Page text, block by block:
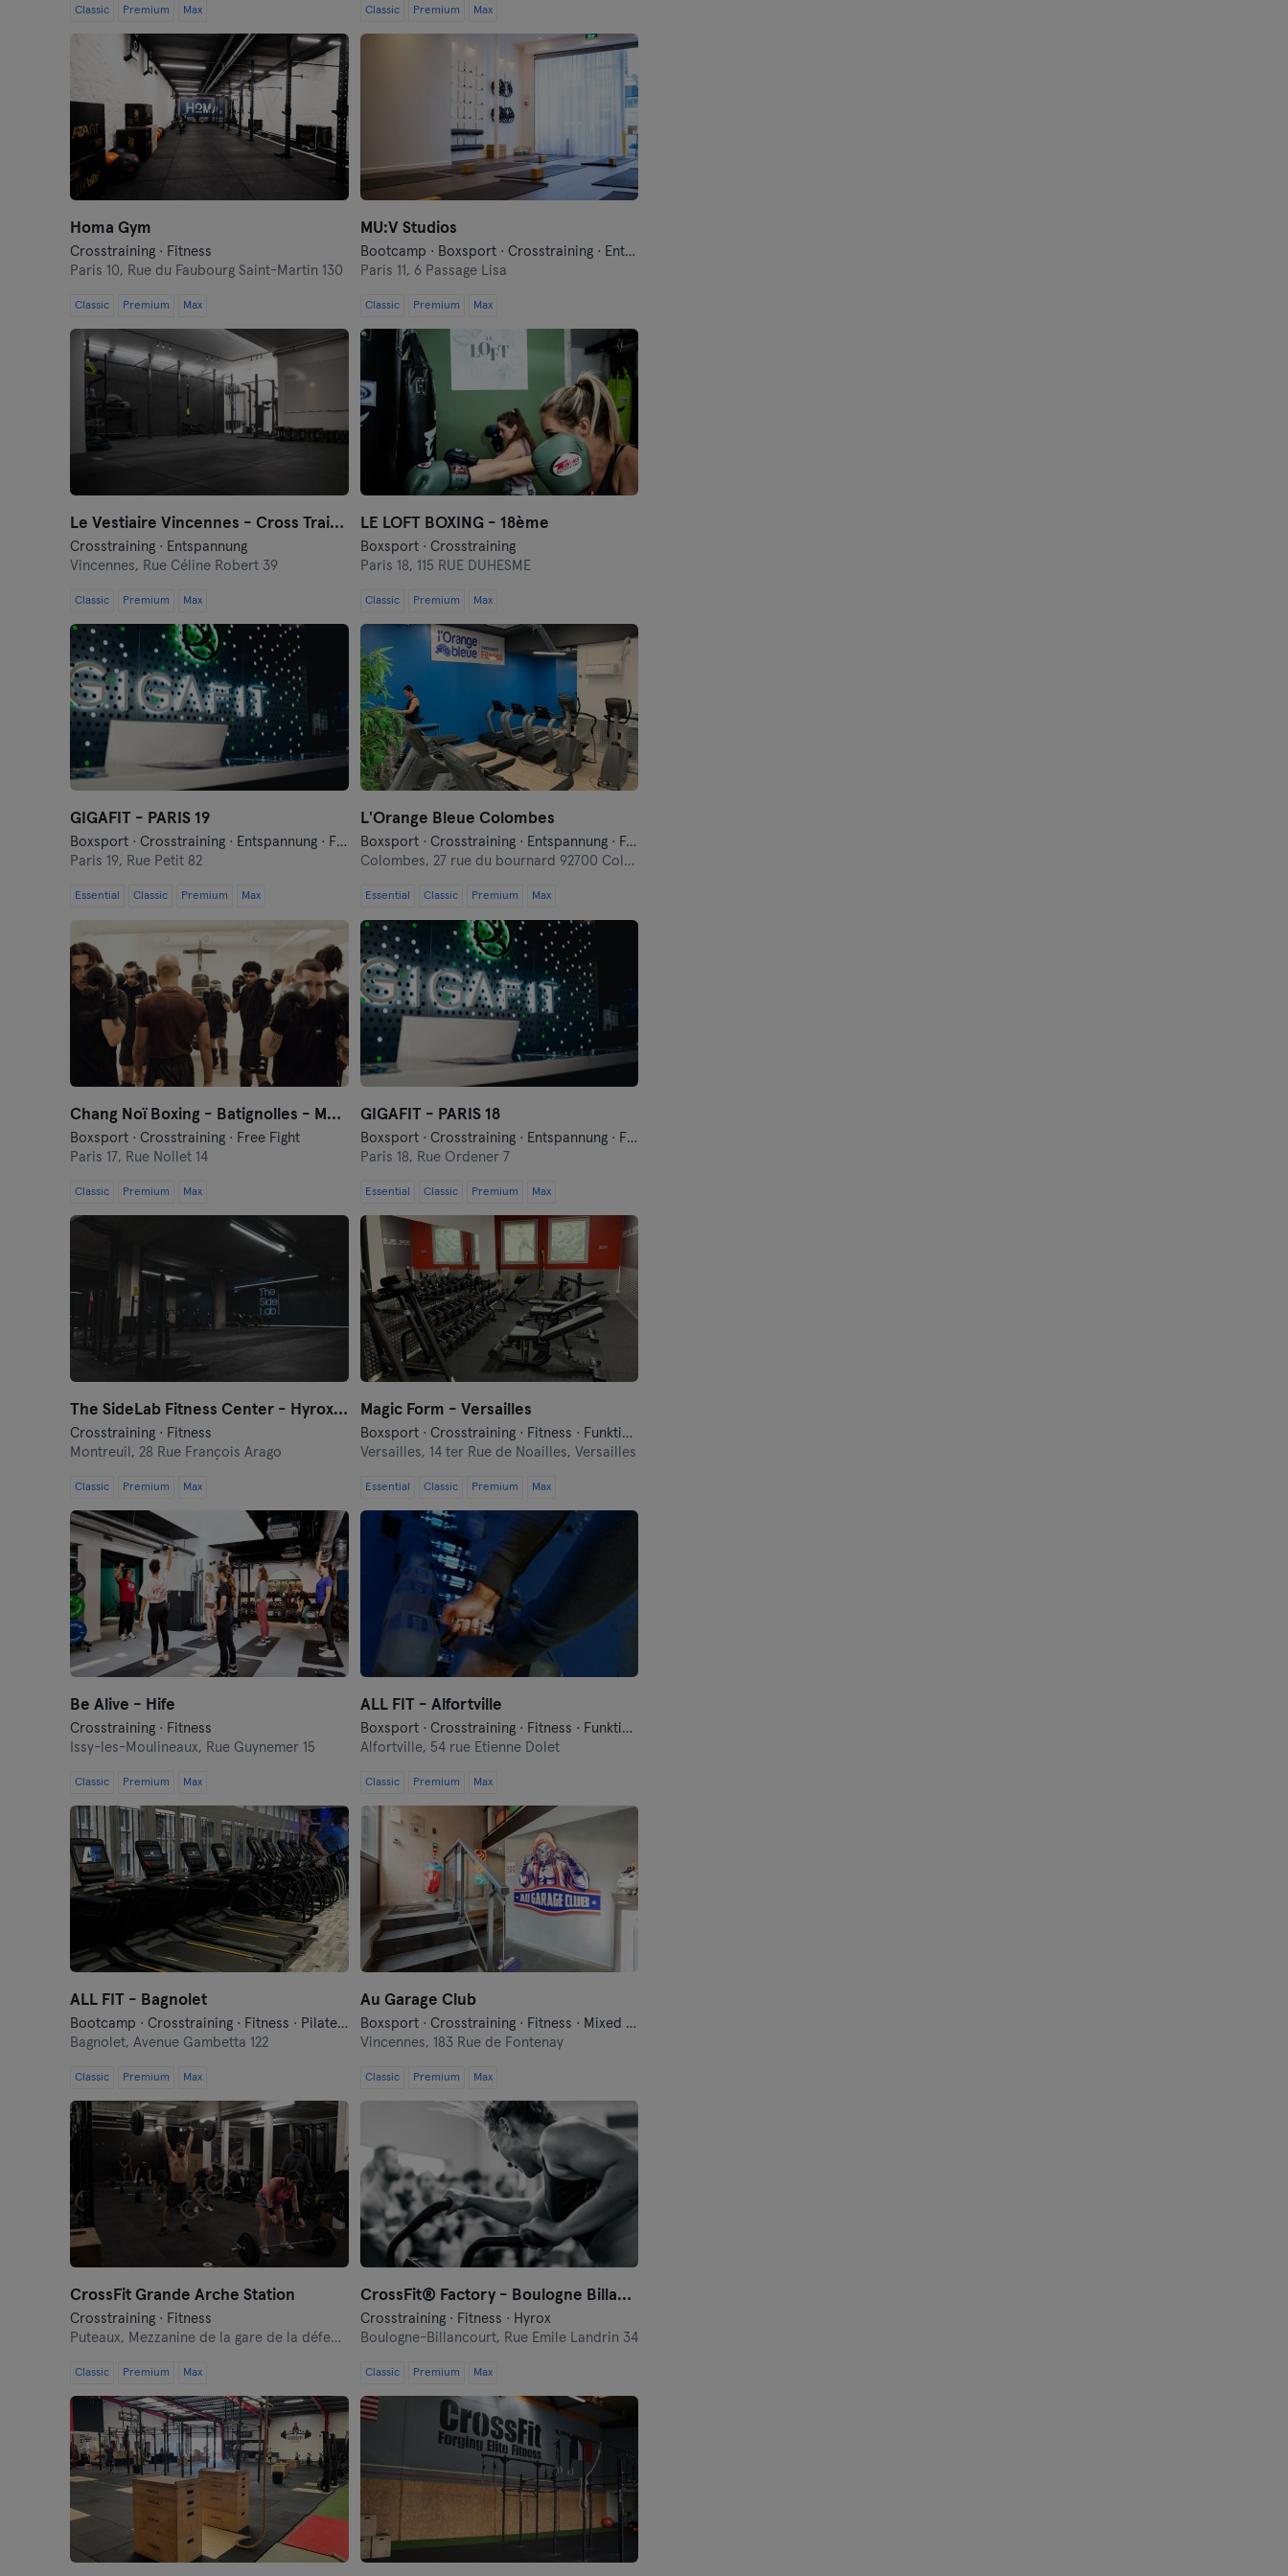
Classic Premium Max Classic Premium Max
Homa Gym
Crosstraining · Fitness
Paris 10, Rue du Faubourg Saint-Martin 130
Classic Premium Max
MU:V Studios
Bootcamp · Boxsport · Crosstraining · Entspannung · Fahrrad fahren · Fitness · Funktionelles Training · Pilates · Tanzen · Yoga
Paris 11, 6 Passage Lisa
Classic Premium Max
Le Vestiaire Vincennes - Cross Training
Crosstraining · Entspannung
Vincennes, Rue Céline Robert 39
Classic Premium Max
LE LOFT BOXING - 18ème
Boxsport · Crosstraining
Paris 18, 115 RUE DUHESME
Classic Premium Max
GIGAFIT - PARIS 19
Boxsport · Crosstraining · Entspannung · Fitness · Funktionelles Training · Mixed Martial Arts · Pilates
Paris 19, Rue Petit 82
Essential Classic Premium Max
L'Orange Bleue Colombes
Boxsport · Crosstraining · Entspannung · Fahrrad fahren · Fitness · Funktionelles Training · Indoorcycling
Colombes, 27 rue du bournard 92700 Colombes
Essential Classic Premium Max
Chang Noï Boxing - Batignolles - Muay Thaï
Boxsport · Crosstraining · Free Fight
Paris 17, Rue Nollet 14
Classic Premium Max
GIGAFIT - PARIS 18
Boxsport · Crosstraining · Entspannung · Fitness · Funktionelles Training · Pilates · Yoga
Paris 18, Rue Ordener 7
Essential Classic Premium Max
The SideLab Fitness Center - Hyrox Training Club
Crosstraining · Fitness
Montreuil, 28 Rue François Arago
Classic Premium Max
Magic Form - Versailles
Boxsport · Crosstraining · Fitness · Funktionelles Training · Indoorcycling · Pilates · Yoga
Versailles, 14 ter Rue de Noailles, Versailles
Essential Classic Premium Max
Be Alive - Hife
Crosstraining · Fitness
Issy-les-Moulineaux, Rue Guynemer 15
Classic Premium Max
ALL FIT - Alfortville
Boxsport · Crosstraining · Fitness · Funktionelles Training · Pilates · Tanzen · Yoga
Alfortville, 54 rue Etienne Dolet
Classic Premium Max
ALL FIT - Bagnolet
Bootcamp · Crosstraining · Fitness · Pilates · Tanzen · Yoga
Bagnolet,Avenue Gambetta 122
Classic Premium Max
Au Garage Club
Boxsport · Crosstraining · Fitness · Mixed Martial Arts
Vincennes, 183 Rue de Fontenay
Classic Premium Max
CrossFit Grande Arche Station
Crosstraining · Fitness
Puteaux, Mezzanine de la gare de la défense
Classic Premium Max
CrossFit® Factory - Boulogne Billancourt
Crosstraining · Fitness · Hyrox
Boulogne-Billancourt, Rue Emile Landrin 34
Classic Premium Max
Montpellier
Paris
Rouen